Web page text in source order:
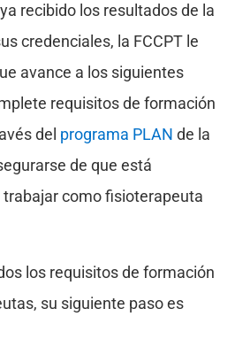
recibido los resultados de la
credenciales, la FCCPT le
avance a los siguientes
requisitos de formación
del programa PLAN de la
de que está
trabajar como fisioterapeuta
los requisitos de formación
su siguiente paso es